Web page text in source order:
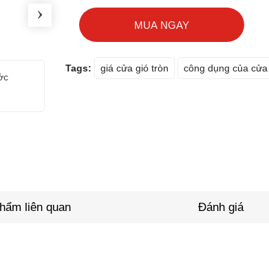
›
Khách hàng Nguyen van son (0838649xxx) đã mua 3
MUA NGAY
Tags: giá cửa gió tròn công dụng của
liên quan Đánh giá